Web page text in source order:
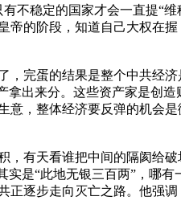
不稳定的国家才会一直提“
的阶段，知道自己大权在
完蛋的结果是整个中共经
出来分。这些资产家是创
，整体经济要反弹的机会
有天看谁把中间的隔阂给
是“此地无银三百两”，哪
逐步走向灭亡之路。他强